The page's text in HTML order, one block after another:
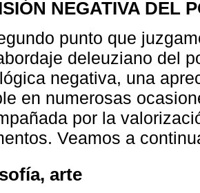
NEGATIVA DEL
punto que
deleuziano del
negativa, una
en numerosas
por la
Veamos a
arte